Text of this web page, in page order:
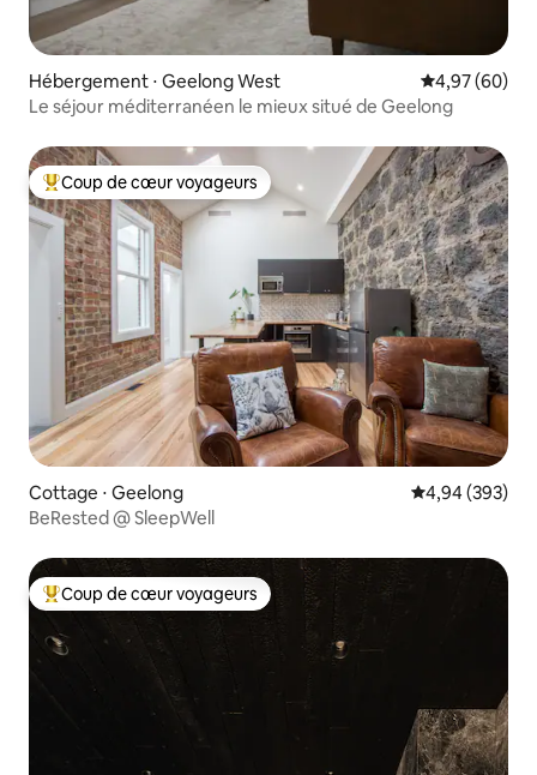
Hébergement ⋅ Geelong West Évaluation
4,97 (60)
Le séjour méditerranéen le mieux situé de Geelong
Coups de cœur voyageurs les plus appréciés
Coup de cœur voyageurs
Cottage ⋅ Geelong Évaluation
4,94 (393)
BeRested @ SleepWell
Coups de cœur voyageurs les plus appréciés
Coup de cœur voyageurs